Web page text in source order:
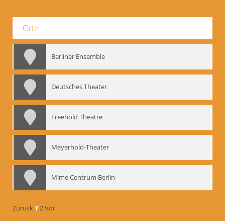
Orte
Berliner Ensemble
Deutsches Theater
Freehold Theatre
Meyerhold-Theater
Mime Centrum Berlin
Zurück 12Vor